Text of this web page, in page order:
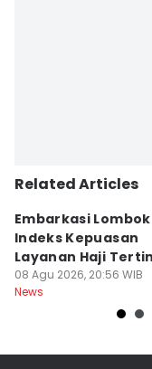
Related Articles
Embarkasi Lombok
Indeks Kepuasan
Layanan Haji
Nasional
08 Agu 2026, 20:56 WIB
News